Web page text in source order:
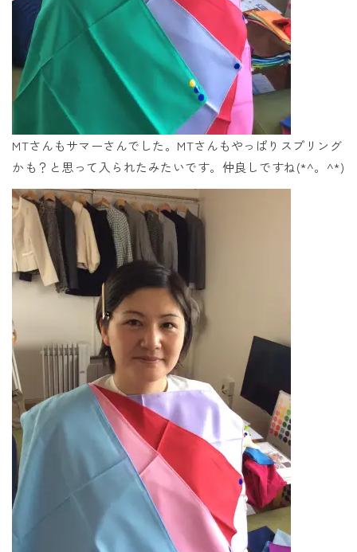
MTさんもサマーさんでした。MTさんもやっぱりスプリング
かも？と思って入られたみたいです。仲良しですね(*^。^*)